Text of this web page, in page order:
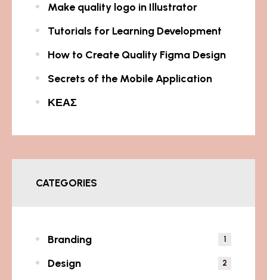
Make quality logo in Illustrator
Tutorials for Learning Development
How to Create Quality Figma Design
Secrets of the Mobile Application
ΚΕΑΣ
CATEGORIES
Branding 1
Design 2